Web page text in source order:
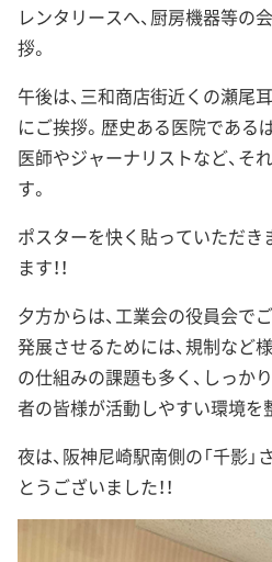
レンタリースへ、厨房機器等の
拶。
午後は、三和商店街近くの瀬尾
にご挨拶。歴史ある医院である
医師やジャーナリストなど、そ
す。
ポスターを快く貼っていただき
ます！！
夕方からは、工業会の役員会で
発展させるためには、規制など
の仕組みの課題も多く、しっか
者の皆様が活動しやすい環境を
夜は、阪神尼崎駅南側の「千影
とうございました！！